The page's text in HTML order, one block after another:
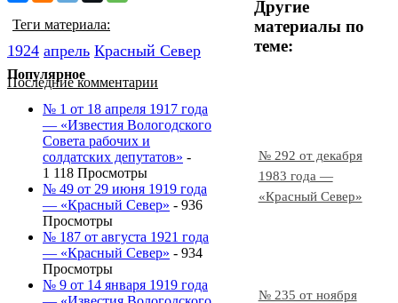
Другие
материалы по
теме:
№ 292 от декабря
1983 года —
«Красный Север»
№ 235 от ноября
Теги материала:
1924 апрель Красный Cевер
Последние комментарии
Популярное
№ 1 от 18 апреля 1917 года
— «Известия Вологодского
Совета рабочих и
солдатских депутатов» -
1 118 Просмотры
№ 49 от 29 июня 1919 года
— «Красный Север» - 936
Просмотры
№ 187 от августа 1921 года
— «Красный Север» - 934
Просмотры
№ 9 от 14 января 1919 года